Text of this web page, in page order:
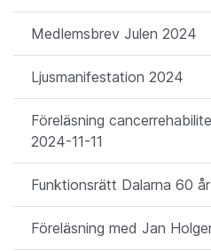
Medlemsbrev Julen 2024
Ljusmanifestation 2024
Föreläsning
2024-11-11
Funktionsrätt Dalarna 60 år
Föreläsning med Jan